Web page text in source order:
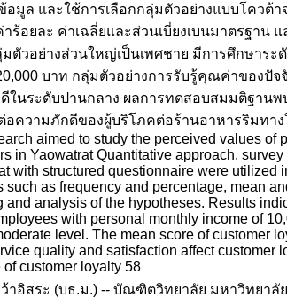
อมูล และใช้การเลือกกลุ่มตัวอย่างแบบโควต้
ร้อยละ ค่าเฉลี่ยและส่วนเบี่ยงเบนมาตรฐาน
ตัวอย่างส่วนใหญ่เป็นเพศชาย มีการศึกษาร
บาท กลุ่มตัวอย่างการรับรู้คุณค่าของปั
ในระดับปานกลาง ผลการทดสอบสมมติฐาน
อความภักดีของผู้บริโภคต่อร้านอาหารริมทา
aimed to study the perceived values of
in Yaowatrat Quantitative approach,
with structured questionnaire were utilized
such as frequency and percentage, mean
and analysis of the hypotheses. Results
with personal monthly income of
level. The mean score of customer
quality and satisfaction affect
of customer loyalty 58
าอิสระ (บธ.ม.) -- บัณฑิตวิทยาลัย มหาวิทยาลัย